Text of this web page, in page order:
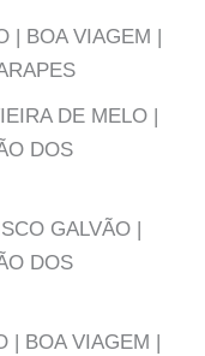
| BOA VIAGEM |
DE MELO |
DOS
GALVÃO |
DOS
| BOA VIAGEM |